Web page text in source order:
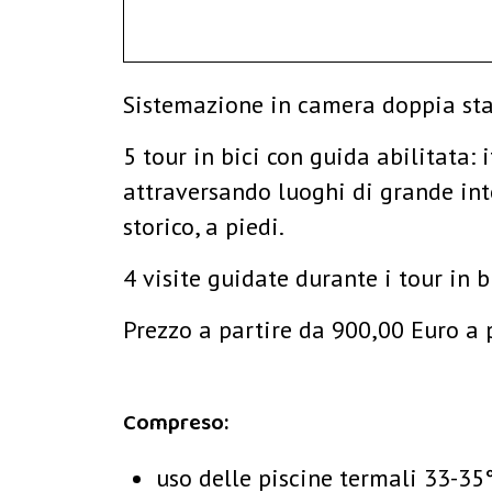
Sistemazione in camera doppia
5 tour in bici con guida abilitata:
attraversando luoghi di grande
storico, a piedi.
4 visite guidate durante i tour in
Prezzo a partire da 900,00 Euro a
Compreso:
uso delle piscine termali 33-